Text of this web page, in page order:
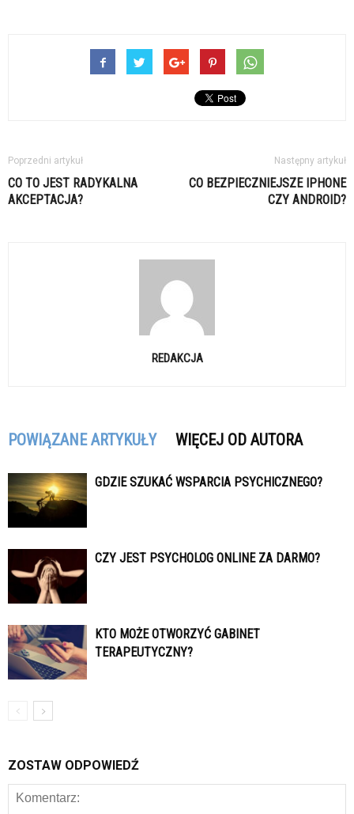
Poprzedni artykuł
CO TO JEST RADYKALNA
AKCEPTACJA?
Następny artykuł
CO BEZPIECZNIEJSZE IPHONE
CZY ANDROID?
REDAKCJA
POWIĄZANE ARTYKUŁY WIĘCEJ OD AUTORA
GDZIE SZUKAĆ WSPARCIA PSYCHICZNEGO?
CZY JEST PSYCHOLOG ONLINE ZA DARMO?
KTO MOŻE OTWORZYĆ GABINET
TERAPEUTYCZNY?
ZOSTAW ODPOWIEDŹ